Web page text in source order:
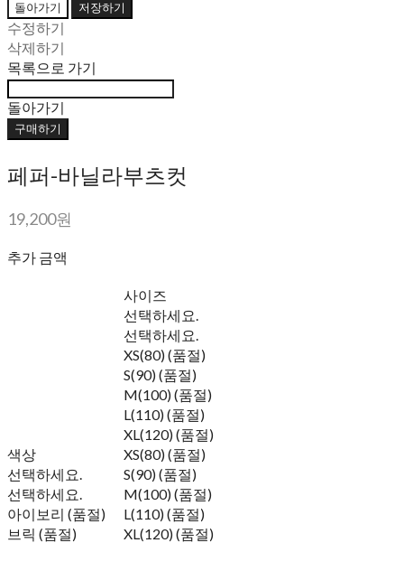
돌아가기 저장하기
수정하기
삭제하기
목록으로 가기
돌아가기
구매하기
페퍼-바닐라부츠컷
19,200원
추가 금액
색상
선택하세요.
선택하세요.
아이보리 (품절)
브릭 (품절)
사이즈
선택하세요.
선택하세요.
XS(80) (품절)
S(90) (품절)
M(100) (품절)
L(110) (품절)
XL(120) (품절)
XS(80) (품절)
S(90) (품절)
M(100) (품절)
L(110) (품절)
XL(120) (품절)